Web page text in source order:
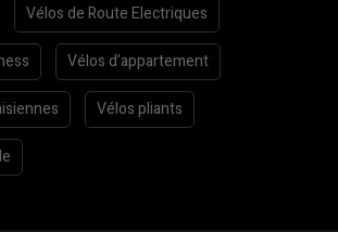
Vélos de Route Electriques
Vélos d’appartement
Vélos pliants